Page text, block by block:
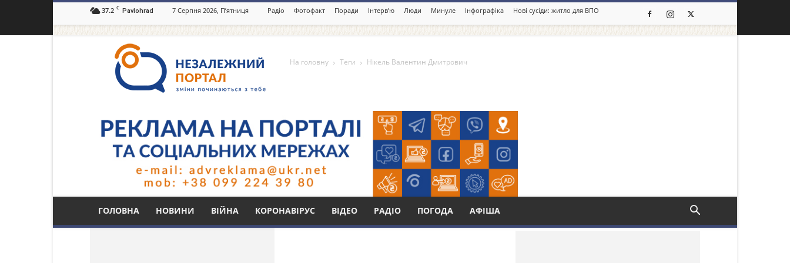
37.2 C Pavlohrad 7 Серпня 2026, П’ятниця Радіо Фотофакт Поради Інтерв’ю Люди Минуле Інфографіка Нові сусіди: житло для ВПО
портал
Павлоград.dp.ua
ГОЛОВНА НОВИНИ ВІЙНА КОРОНАВІРУС ВІДЕО РАДІО ПОГОДА АФІША
На головну Теги Нікель Валентин Дмитрович
Тег: Нікель Валентин Дмитрович